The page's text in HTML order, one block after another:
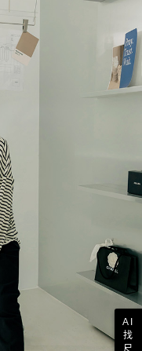
AI
找
尺